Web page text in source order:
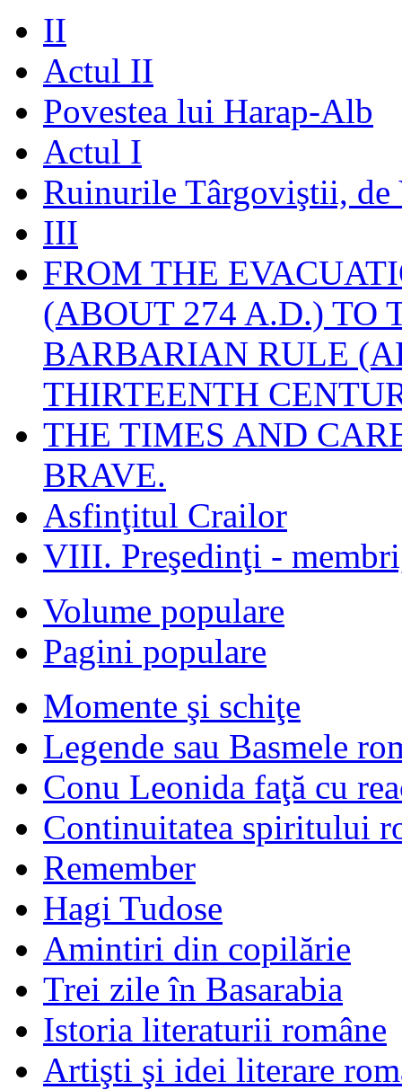
II
Actul II
Povestea lui Harap-Alb
Actul I
Ruinurile Târgoviştii, de
III
FROM THE
(ABOUT 274 A.D.) TO
BARBARIAN RULE
THIRTEENTH
THE TIMES AND
BRAVE.
Asfinţitul Crailor
VIII. Preşedinţi -
Volume populare
Pagini populare
Momente şi schiţe
Legende sau Basmele
Conu Leonida faţă cu
Continuitatea spiritului
Remember
Hagi Tudose
Amintiri din copilărie
Trei zile în Basarabia
Istoria literaturii române
Artişti şi idei literare